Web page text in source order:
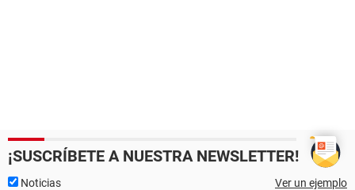
¡SUSCRÍBETE A NUESTRA NEWSLETTER!
Noticias Ver un ejemplo